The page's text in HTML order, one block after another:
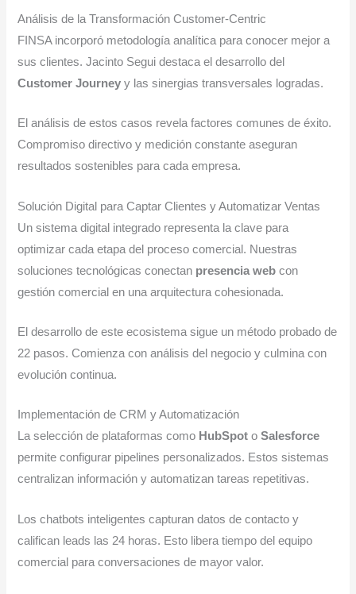
Análisis de la Transformación Customer-Centric
FINSA incorporó metodología analítica para conocer mejor a
sus clientes. Jacinto Segui destaca el desarrollo del
Customer Journey y las sinergias transversales logradas.
El análisis de estos casos revela factores comunes de éxito.
Compromiso directivo y medición constante aseguran
resultados sostenibles para cada empresa.
Solución Digital para Captar Clientes y Automatizar Ventas
Un sistema digital integrado representa la clave para
optimizar cada etapa del proceso comercial. Nuestras
soluciones tecnológicas conectan presencia web con
gestión comercial en una arquitectura cohesionada.
El desarrollo de este ecosistema sigue un método probado de
22 pasos. Comienza con análisis del negocio y culmina con
evolución continua.
Implementación de CRM y Automatización
La selección de plataformas como HubSpot oSalesforce
permite configurar pipelines personalizados. Estos sistemas
centralizan información y automatizan tareas repetitivas.
Los chatbots inteligentes capturan datos de contacto y
califican leads las 24 horas. Esto libera tiempo del equipo
comercial para conversaciones de mayor valor.